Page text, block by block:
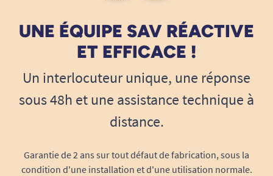
UNE ÉQUIPE SAV RÉACTIVE
ET EFFICACE !
Un interlocuteur unique, une réponse
sous 48h et une assistance technique à
distance.
Garantie de 2 ans sur tout défaut de fabrication, sous la
condition d'une installation et d'une utilisation normale.